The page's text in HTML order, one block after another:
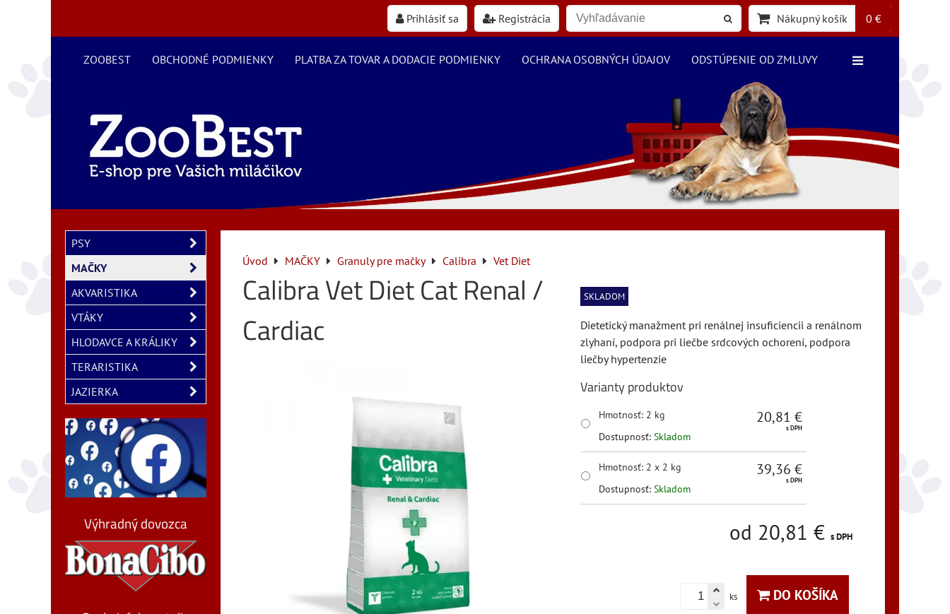
Prihlásiť sa Registrácia Nákupný košík 0 €
ZOOBEST OBCHODNÉ PODMIENKY PLATBA ZA TOVAR A DODACIE PODMIENKY OCHRANA OSOBNÝCH ÚDAJOV ODSTÚPENIE OD ZMLUVY
Úvod MAČKY Granuly pre mačky Calibra Vet Diet
Calibra Vet Diet Cat Renal /
Cardiac
SKLADOM
Dietetický manažment pri renálnej insuficiencii a renálnom
zlyhaní, podpora pri liečbe srdcových ochorení, podpora
liečby hypertenzie
Varianty produktov
Hmotnosť: 2 kg
Dostupnosť: Skladom
20,81 €
s DPH
Hmotnosť: 2 x 2 kg
Dostupnosť: Skladom
39,36 €
s DPH
od 20,81 € s DPH
ks DO KOŠÍKA
PSY
MAČKY
AKVARISTIKA
VTÁKY
HLODAVCE A KRÁLIKY
TERARISTIKA
JAZIERKA
Výhradný dovozca